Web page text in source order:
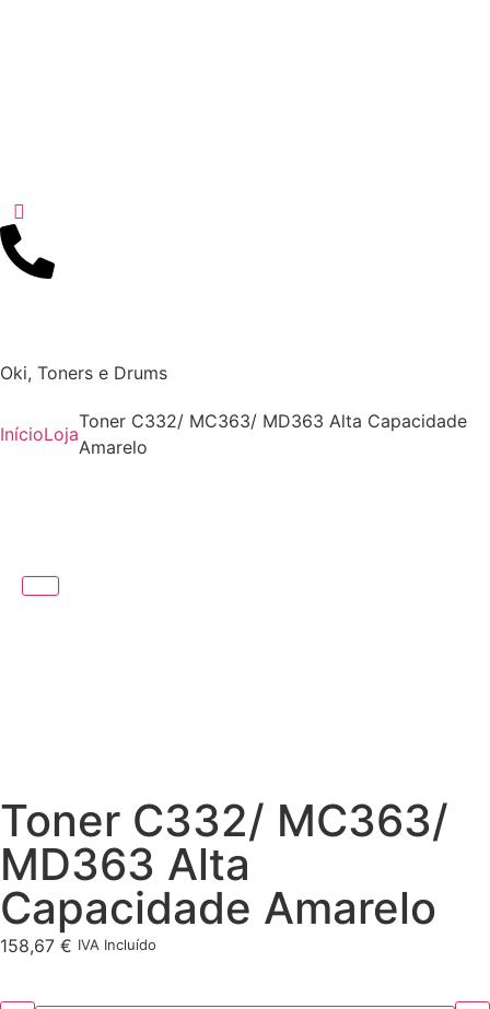
Oki, Toners e Drums
InícioLoja
Toner C332/ MC363/ MD363 Alta Capacidade
Amarelo
Toner C332/ MC363/
MD363 Alta
Capacidade Amarelo
158,67 € IVA Incluído